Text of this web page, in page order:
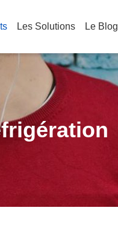
Les Solutions Le Blog